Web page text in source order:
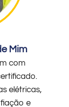
Mim
com
elétricas,
e